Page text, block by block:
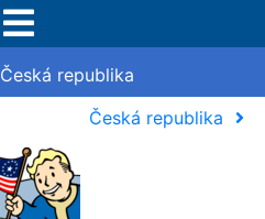
Česká republika
Česká republika